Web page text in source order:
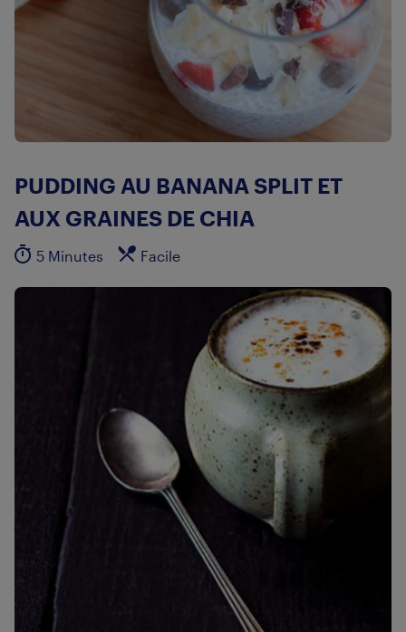
PUDDING AU BANANA SPLIT ET
AUX GRAINES DE CHIA
5 Minutes Facile